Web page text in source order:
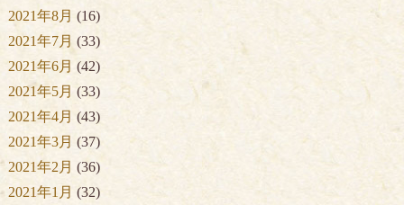
2021年8月 (16)
2021年7月 (33)
2021年6月 (42)
2021年5月 (33)
2021年4月 (43)
2021年3月 (37)
2021年2月 (36)
2021年1月 (32)